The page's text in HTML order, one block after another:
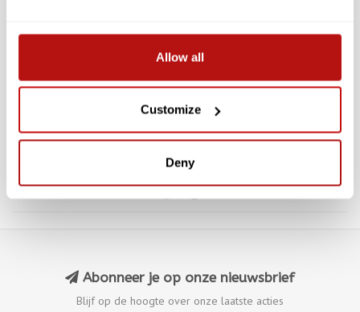
Allow all
Customize
Deny
Geschenktas Groot
€2,95 €2,65
Christmas! Geschenktas
Groot
€3,25 €2,92
Abonneer je op onze nieuwsbrief
Blijf op de hoogte over onze laatste acties